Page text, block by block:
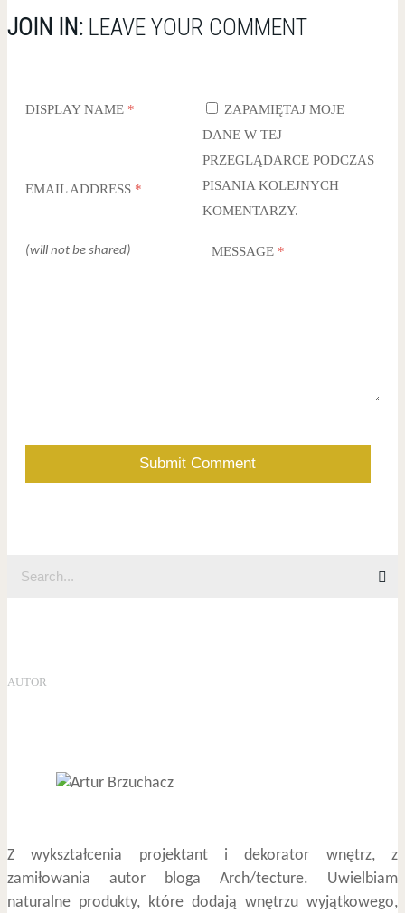
JOIN IN: LEAVE YOUR COMMENT
DISPLAY NAME *
EMAIL ADDRESS *
(will not be shared)
ZAPAMIĘTAJ MOJE
DANE W TEJ
PRZEGLĄDARCE PODCZAS
PISANIA KOLEJNYCH
KOMENTARZY.
MESSAGE *
AUTOR
Z wykształcenia projektant i dekorator wnętrz, z
zamiłowania autor bloga Arch/tecture. Uwielbiam
naturalne produkty, które dodają wnętrzu wyjątkowego,